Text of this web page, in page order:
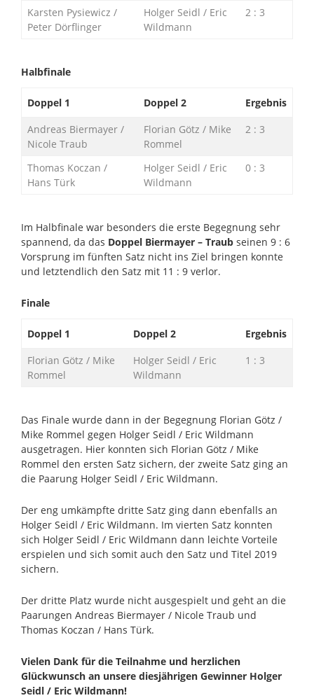
Karsten Pysiewicz /
Peter Dörflinger
Holger Seidl / Eric
Wildmann
2 : 3
Halbfinale
Doppel 1 Doppel 2
Ergebnis
Andreas Biermayer /
Nicole Traub
Florian Götz / Mike
Rommel
2 : 3
Thomas Koczan /
Hans Türk
Holger Seidl / Eric
Wildmann
0 : 3
Im Halbfinale war besonders die erste Begegnung sehr
spannend, da das Doppel Biermayer – Traubseinen 9 : 6
Vorsprung im fünften Satz nicht ins Ziel bringen konnte
und letztendlich den Satz mit 11 : 9 verlor.
Finale
Doppel 1 Doppel 2
Ergebnis
Florian Götz / Mike
Rommel
Holger Seidl / Eric
Wildmann
1 : 3
Das Finale wurde dann in der Begegnung Florian Götz /
Mike Rommel gegen Holger Seidl / Eric Wildmann
ausgetragen. Hier konnten sich Florian Götz / Mike
Rommel den ersten Satz sichern, der zweite Satz ging an
die Paarung Holger Seidl / Eric Wildmann.
Der eng umkämpfte dritte Satz ging dann ebenfalls an
Holger Seidl / Eric Wildmann. Im vierten Satz konnten
sich Holger Seidl / Eric Wildmann dann leichte Vorteile
erspielen und sich somit auch den Satz und Titel 2019
sichern.
Der dritte Platz wurde nicht ausgespielt und geht an die
Paarungen Andreas Biermayer / Nicole Traub und
Thomas Koczan / Hans Türk.
Vielen Dank für die Teilnahme und herzlichen
Glückwunsch an unsere diesjährigen Gewinner Holger
Seidl / Eric Wildmann!